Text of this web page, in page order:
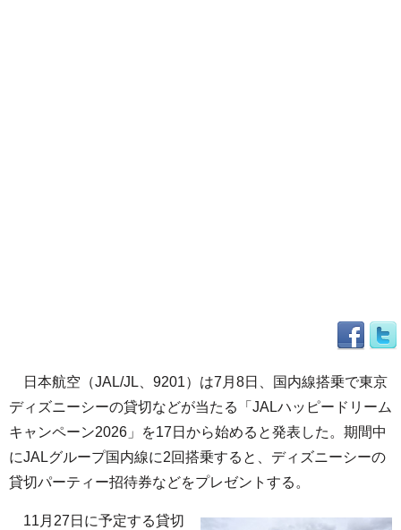
日本航空（JAL/JL、9201）は7月8日、国内線搭乗で東京
ディズニーシーの貸切などが当たる「JALハッピードリーム
キャンペーン2026」を17日から始めると発表した。期間中
にJALグループ国内線に2回搭乗すると、ディズニーシーの
貸切パーティー招待券などをプレゼントする。
11月27日に予定する貸切